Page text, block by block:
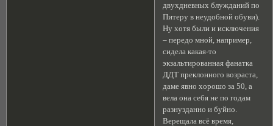
двухдневных блужданий по
Питеру в неудобной обуви).
Ну хотя были и исключения
– передо мной, например,
сидела какая-то
экзальтированная фанатка
ДДТ преклонного возраста,
даме явно хорошо за 50, а
вела она себя не по годам
разнузданно и буйно.
Верещала всё время,